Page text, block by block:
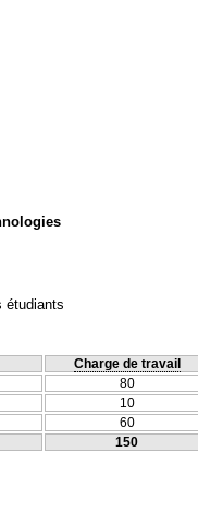
étudiants
Charge de travail
80
10
60
150